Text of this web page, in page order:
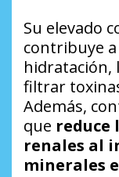
Su elevado
contribuye
hidratación,
filtrar
Además,
que reduce
renales al
minerales